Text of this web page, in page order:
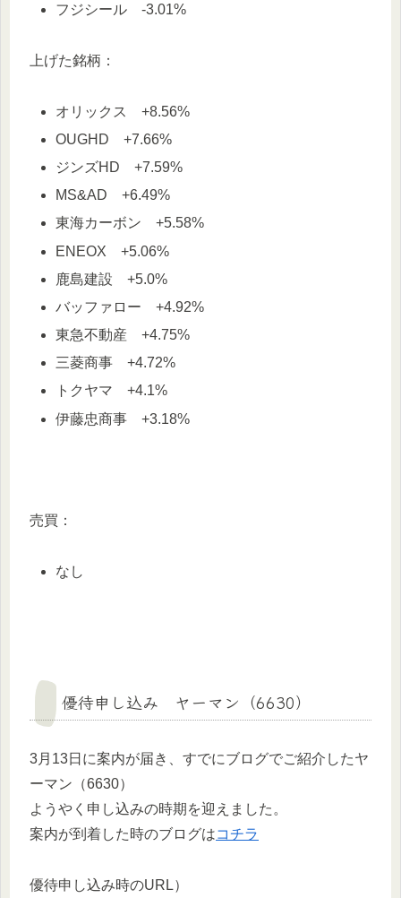
フジシール -3.01%
上げた銘柄：
オリックス +8.56%
OUGHD +7.66%
ジンズHD +7.59%
MS&AD +6.49%
東海カーボン +5.58%
ENEOX +5.06%
鹿島建設 +5.0%
バッファロー +4.92%
東急不動産 +4.75%
三菱商事 +4.72%
トクヤマ +4.1%
伊藤忠商事 +3.18%
売買：
なし
優待申し込み ヤーマン（6630）
3月13日に案内が届き、すでにブログでご紹介したヤ
ーマン（6630）
ようやく申し込みの時期を迎えました。
案内が到着した時のブログはコチラ
優待申し込み時のURL）